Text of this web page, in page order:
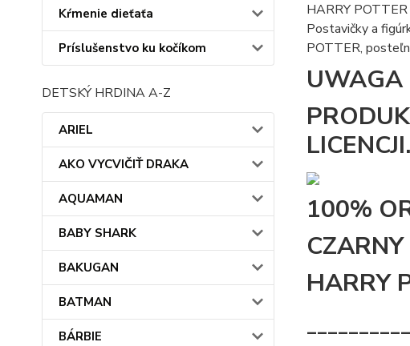
Kŕmenie dieťaťa
Príslušenstvo ku kočíkom
DETSKÝ HRDINA A-Z
ARIEL
AKO VYCVIČIŤ DRAKA
AQUAMAN
BABY SHARK
BAKUGAN
BATMAN
BÁRBIE
HARRY
Postavičky a
POTTER,
UWAGA
100%
HARRY